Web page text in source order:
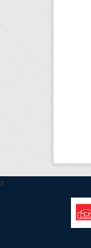
a